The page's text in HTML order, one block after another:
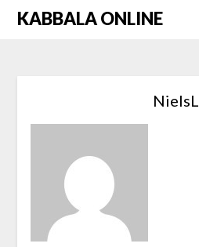
SkipKABBALA ONLINE
NielsL